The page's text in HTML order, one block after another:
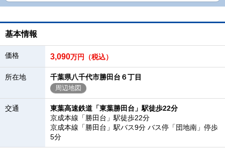
基本情報
価格 3,090万円（税込）
所在地 千葉県八千代市勝田台６丁目
周辺地図
交通
東葉高速鉄道「東葉勝田台」駅徒歩22分
京成本線「勝田台」駅徒歩22分
京成本線「勝田台」駅バス9分 バス停「団地南」停歩
5分